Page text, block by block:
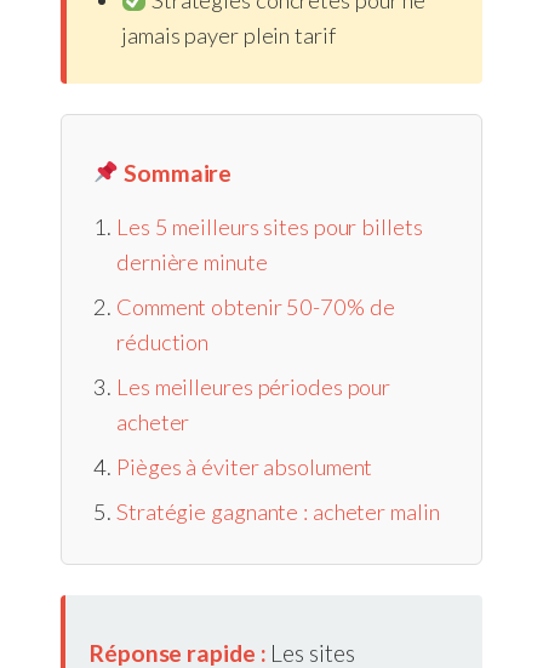
jamais payer plein tarif
Sommaire
Les 5 meilleurs sites pour billets
dernière minute
Comment obtenir 50-70% de
réduction
Les meilleures périodes pour
acheter
Pièges à éviter absolument
Stratégie gagnante : acheter malin
Réponse rapide : Les sites